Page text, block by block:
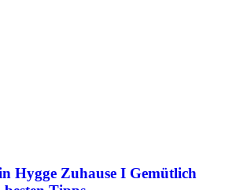
Hygge Zuhause I Gemütlich